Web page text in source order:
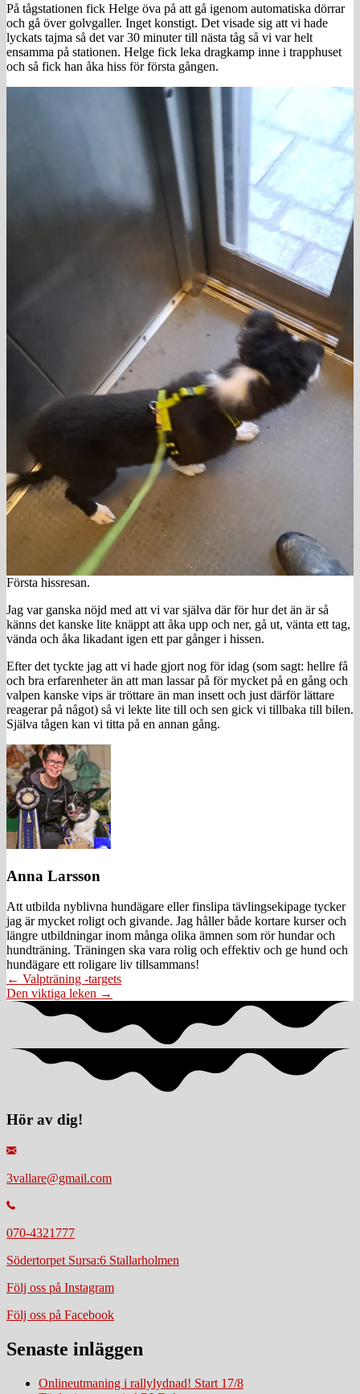
På tågstationen fick Helge öva på att gå igenom automatiska dörrar
och gå över golvgaller. Inget konstigt. Det visade sig att vi hade
lyckats tajma så det var 30 minuter till nästa tåg så vi var helt
ensamma på stationen. Helge fick leka dragkamp inne i trapphuset
och så fick han åka hiss för första gången.
Första hissresan.
Jag var ganska nöjd med att vi var själva där för hur det än är så
känns det kanske lite knäppt att åka upp och ner, gå ut, vänta ett tag,
vända och åka likadant igen ett par gånger i hissen.
Efter det tyckte jag att vi hade gjort nog för idag (som sagt: hellre få
och bra erfarenheter än att man lassar på för mycket på en gång och
valpen kanske vips är tröttare än man insett och just därför lättare
reagerar på något) så vi lekte lite till och sen gick vi tillbaka till bilen.
Själva tågen kan vi titta på en annan gång.
Anna Larsson
Att utbilda nyblivna hundägare eller finslipa tävlingsekipage tycker
jag är mycket roligt och givande. Jag håller både kortare kurser och
längre utbildningar inom många olika ämnen som rör hundar och
hundträning. Träningen ska vara rolig och effektiv och ge hund och
hundägare ett roligare liv tillsammans!
Posts
navigation
← Valpträning -targets
Den viktiga leken →
Hör av dig!
3vallare@gmail.com
070-4321777
Södertorpet Sursa:6 Stallarholmen
Följ oss på Instagram
Följ oss på Facebook
Senaste inläggen
Onlineutmaning i rallylydnad! Start 17/8